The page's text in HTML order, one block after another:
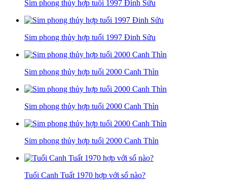
Sim phong thủy hợp tuổi 1997 Đinh Sửu
Sim phong thủy hợp tuổi 1997 Đinh Sửu
Sim phong thủy hợp tuổi 2000 Canh Thìn
Sim phong thủy hợp tuổi 2000 Canh Thìn
Sim phong thủy hợp tuổi 2000 Canh Thìn
Tuổi Canh Tuất 1970 hợp với số nào?